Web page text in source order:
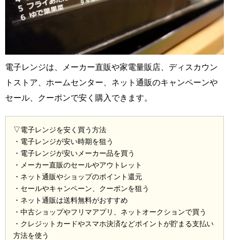
電子レンジは、メーカー直販や家電量販店、ディスカウン
トストア、ホームセンター、ネット通販のキャンペーンや
セール、クーポンで安く購入できます。
▽電子レンジを安く買う方法
・電子レンジが安い時期を狙う
・電子レンジが安いメーカー品を買う
・メーカー直販のセールやアウトレット
・ネット通販やショップのポイント還元
・セールやキャンペーン、クーポンを狙う
・ネット通販は送料無料がおすすめ
・中古ショップやフリマアプリ、ネットオークションで買う
・クレジットカードやスマホ決済などポイントが貯まる支払い
方法を使う